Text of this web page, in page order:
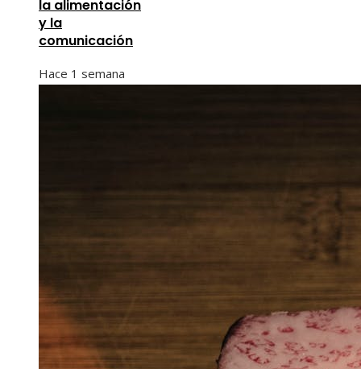
la alimentación
y la
comunicación
Hace 1 semana